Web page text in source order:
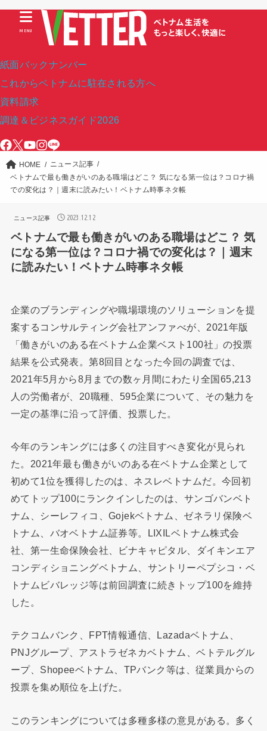
紙面バックナンバー
これからベトナムに駐在される方へ
資料請求
調達＆ビジネスガイド2026
MENU
HOME
ニュース記事
ベトナムで最も働きがいのある職場はどこ？ 気になる第一位は？コロナ禍
での変化は？｜週末に読みたい！ベトナム時事ネタ帳
ニュース記事 2023.12.12
ベトナムで最も働きがいのある職場はどこ？ 気
になる第一位は？コロナ禍での変化は？｜週末
に読みたい！ベトナム時事ネタ帳
企業のブランディングや職場環境のソリューションを提
案するコンサルティング会社アンファべが、2021年版
「働きがいのある在ベトナム企業ベスト100社」の投票
結果を公式発表。第8回目となった今回の調査では、
2021年5月から8月までの数ヶ月間にわたり全国65,213
人の労働者が、20職種、595企業について、その魅力を
一定の基準に沿って評価、投票した。
今年のランキングには多くの注目すべき変化が見られ
た。2021年最も働きがいのある在ベトナム企業として
初めて1位を獲得したのは、ネスレベトナムだ。今回初
めてトップ100にランクインしたのは、サンゴバンベト
ナム、シーレフィコ、Gojekベトナム、ゼネラリ保険ベ
トナム、バオベトナム証券等。LIXILベトナム株式会
社、第一生命保険会社、ビナキャピタル、ダイキンエア
コンディショニングベトナム、サントリーペプシコ・ベ
トナムビバレッジ等は前回調査に続きトップ100を維持
した。
テクコムバンク、FPT情報通信、Lazadaベトナム、
PNJグループ、アストラゼネカベトナム、ベトテルグル
ープ、Shopeeベトナム、TPバンク等は、従業員からの
投票を集め順位を上げた。
このランキングについては多種多様の意見がある。多く